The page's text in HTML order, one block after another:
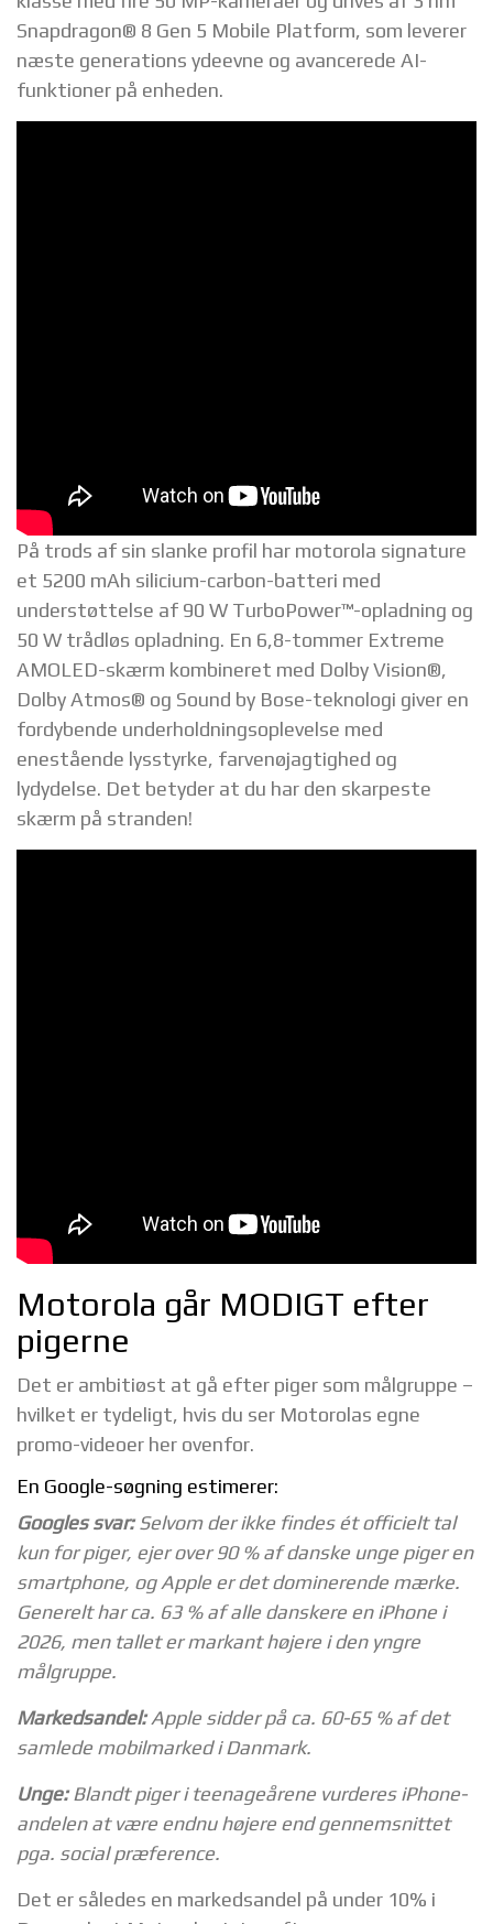
Snapdragon® 8 Gen 5 Mobile Platform, som leverer
næste generations ydeevne og avancerede AI-
funktioner på enheden.
På trods af sin slanke profil har motorola signature
et 5200 mAh silicium-carbon-batteri med
understøttelse af 90 W TurboPower™-opladning og
50 W trådløs opladning. En 6,8-tommer Extreme
AMOLED-skærm kombineret med Dolby Vision®,
Dolby Atmos® og Sound by Bose-teknologi giver en
fordybende underholdningsoplevelse med
enestående lysstyrke, farvenøjagtighed og
lydydelse. Det betyder at du har den skarpeste
skærm på stranden!
Motorola går MODIGT efter
pigerne
Det er ambitiøst at gå efter piger som målgruppe –
hvilket er tydeligt, hvis du ser Motorolas egne
promo-videoer her ovenfor.
En Google-søgning estimerer:
Googles svar:Selvom der ikke findes ét officielt tal
kun for piger, ejer over 90 % af danske unge piger en
smartphone, og Apple er det dominerende mærke.
Generelt har ca. 63 % af alle danskere en iPhone i
2026, men tallet er markant højere i den yngre
målgruppe.
Markedsandel:Apple sidder på ca. 60-65 % af det
samlede mobilmarked i Danmark.
Unge:Blandt piger i teenageårene vurderes iPhone-
andelen at være endnu højere end gennemsnittet
pga. social præference.
Det er således en markedsandel på under 10% i